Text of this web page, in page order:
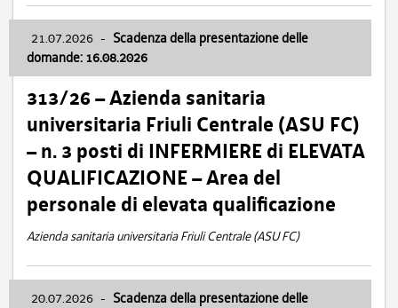
21.07.2026 - Scadenza della presentazione delle
domande: 16.08.2026
313/26 – Azienda sanitaria
universitaria Friuli Centrale (ASU FC)
– n. 3 posti di INFERMIERE di ELEVATA
QUALIFICAZIONE – Area del
personale di elevata qualificazione
Azienda sanitaria universitaria Friuli Centrale (ASU FC)
20.07.2026 - Scadenza della presentazione delle